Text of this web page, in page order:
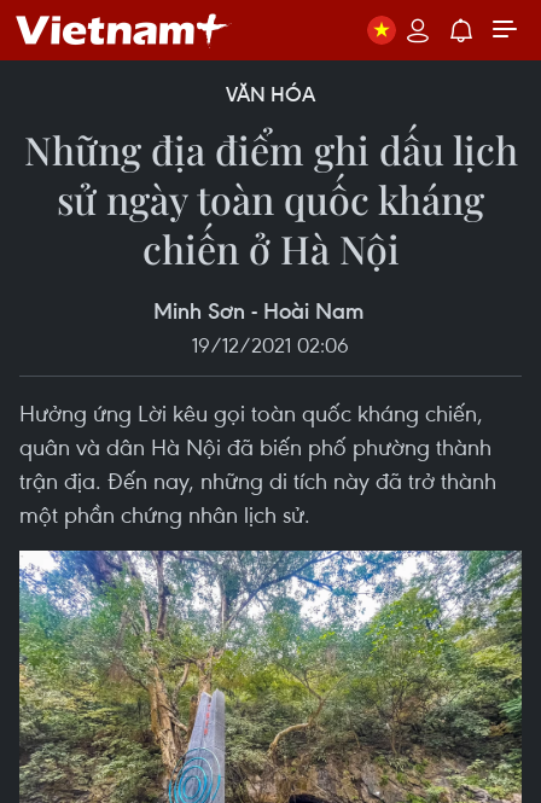
VĂN HÓA
Những địa điểm ghi dấu lịch
sử ngày toàn quốc kháng
chiến ở Hà Nội
Minh Sơn - Hoài Nam
19/12/2021 02:06
Hưởng ứng Lời kêu gọi toàn quốc kháng chiến,
quân và dân Hà Nội đã biến phố phường thành
trận địa. Đến nay, những di tích này đã trở thành
một phần chứng nhân lịch sử.